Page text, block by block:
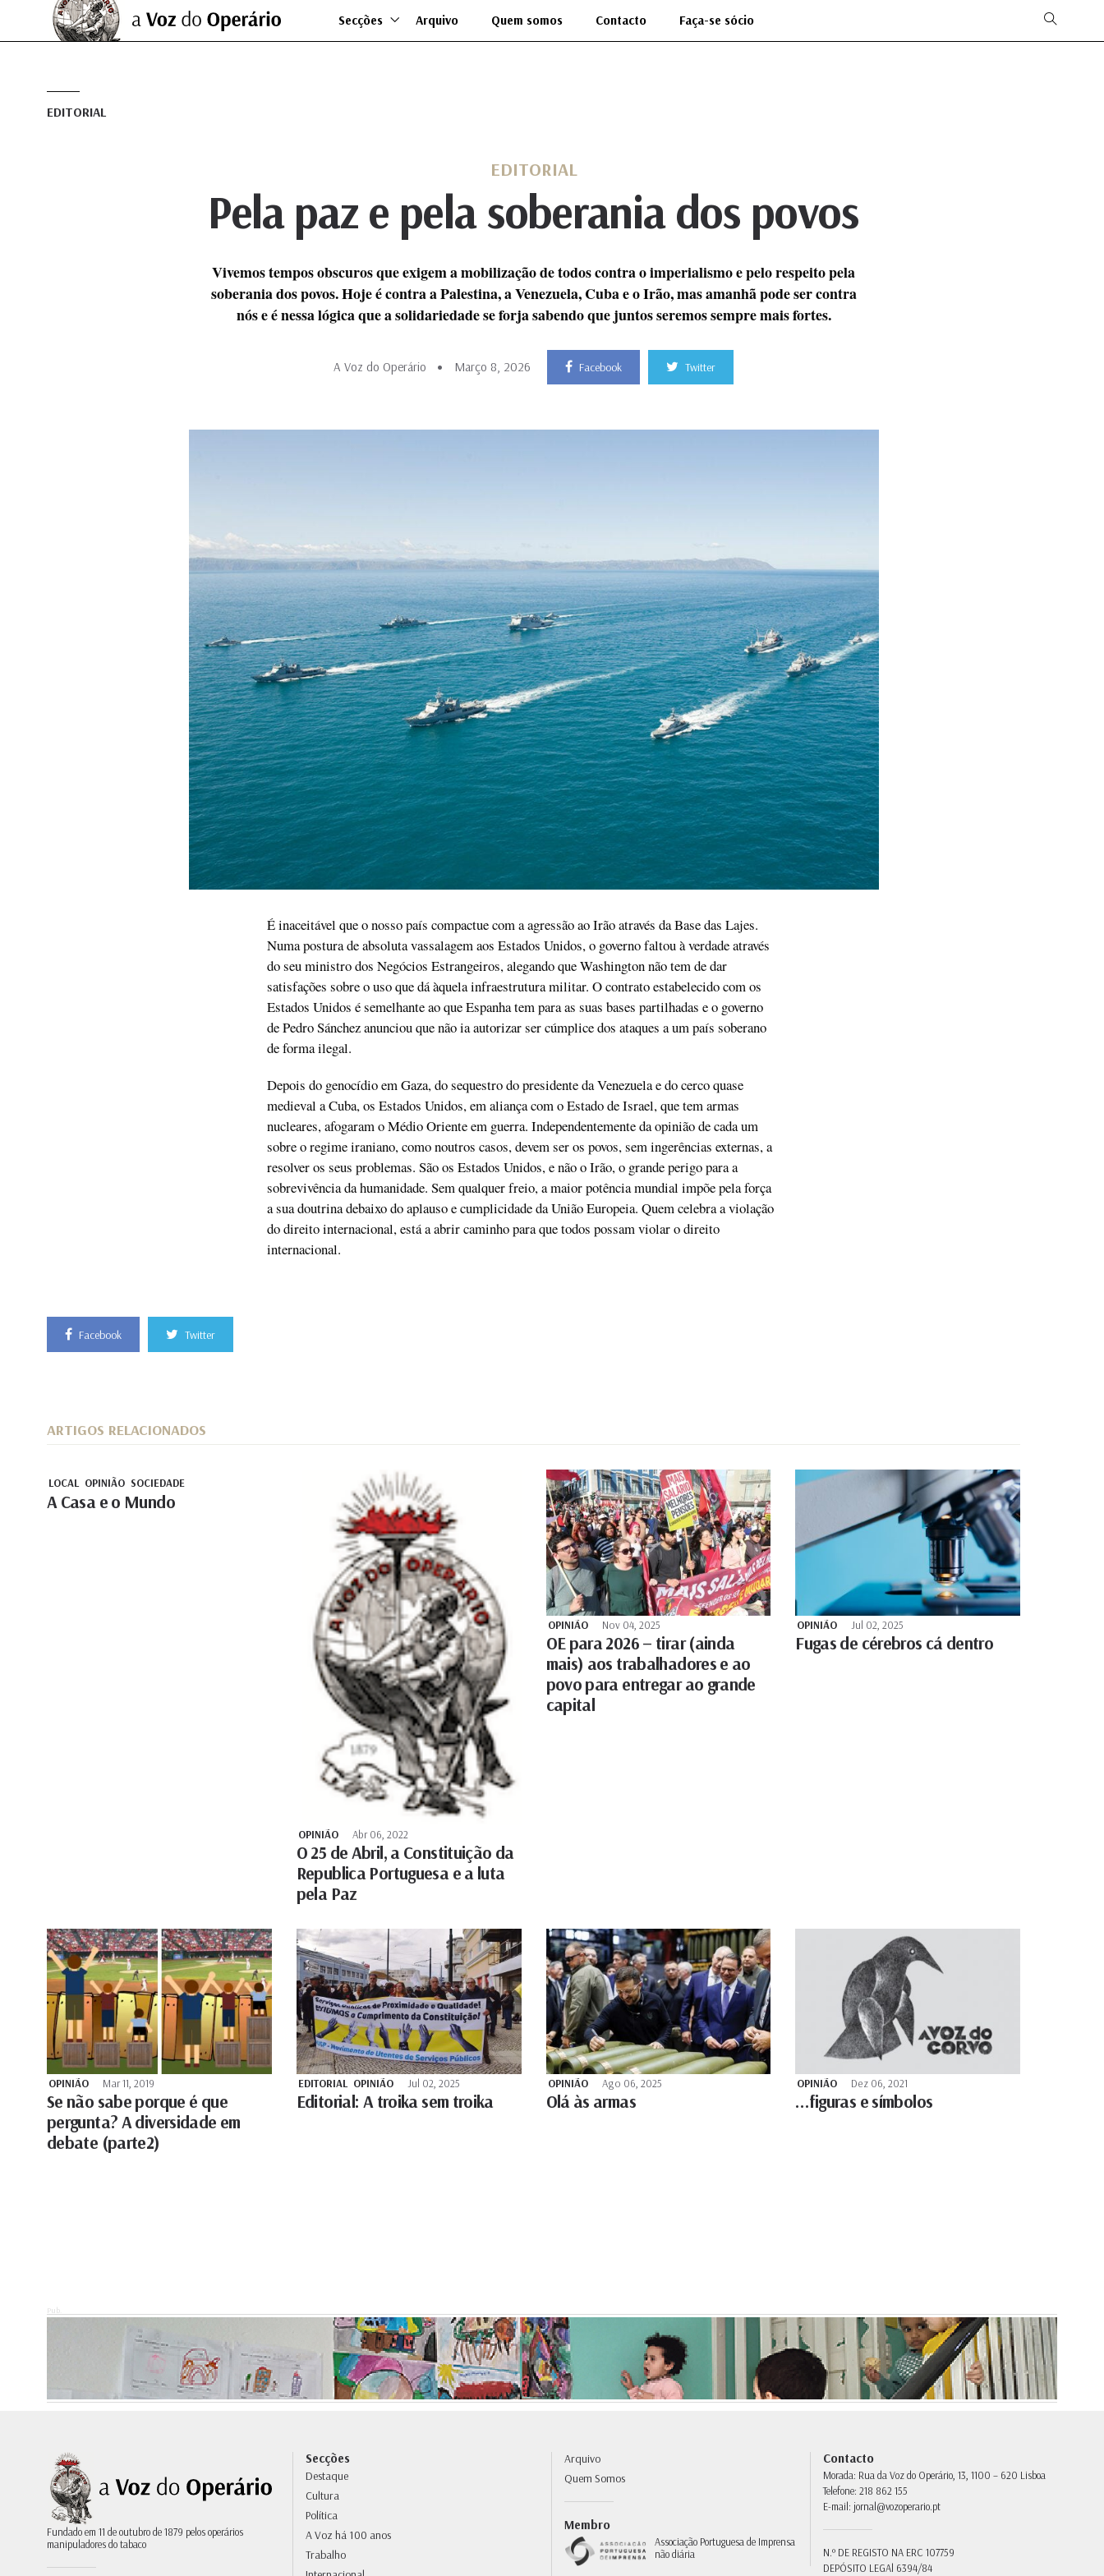
Secções Arquivo Quem somos Contacto Faça-se sócio
EDITORIAL
EDITORIAL
Pela paz e pela soberania dos povos
Vivemos tempos obscuros que exigem a mobilização de todos contra o imperialismo e pelo respeito pela
soberania dos povos. Hoje é contra a Palestina, a Venezuela, Cuba e o Irão, mas amanhã pode ser contra
nós e é nessa lógica que a solidariedade se forja sabendo que juntos seremos sempre mais fortes.
A Voz do Operário Março 8, 2026 Facebook Twitter
É inaceitável que o nosso país compactue com a agressão ao Irão através da Base das Lajes.
Numa postura de absoluta vassalagem aos Estados Unidos, o governo faltou à verdade através
do seu ministro dos Negócios Estrangeiros, alegando que Washington não tem de dar
satisfações sobre o uso que dá àquela infraestrutura militar. O contrato estabelecido com os
Estados Unidos é semelhante ao que Espanha tem para as suas bases partilhadas e o governo
de Pedro Sánchez anunciou que não ia autorizar ser cúmplice dos ataques a um país soberano
de forma ilegal.
Depois do genocídio em Gaza, do sequestro do presidente da Venezuela e do cerco quase
medieval a Cuba, os Estados Unidos, em aliança com o Estado de Israel, que tem armas
nucleares, afogaram o Médio Oriente em guerra. Independentemente da opinião de cada um
sobre o regime iraniano, como noutros casos, devem ser os povos, sem ingerências externas, a
resolver os seus problemas. São os Estados Unidos, e não o Irão, o grande perigo para a
sobrevivência da humanidade. Sem qualquer freio, a maior potência mundial impõe pela força
a sua doutrina debaixo do aplauso e cumplicidade da União Europeia. Quem celebra a violação
do direito internacional, está a abrir caminho para que todos possam violar o direito
internacional.
Facebook Twitter
ARTIGOS RELACIONADOS
LOCAL OPINIÃO SOCIEDADE
A Casa e o Mundo
OPINIÃO Abr 06, 2022
O 25 de Abril, a Constituição da
Republica Portuguesa e a luta
pela Paz
OPINIÃO Nov 04, 2025
OE para 2026 – tirar (ainda
mais) aos trabalhadores e ao
povo para entregar ao grande
capital
OPINIÃO Jul 02, 2025
Fugas de cérebros cá dentro
OPINIÃO Mar 11, 2019
Se não sabe porque é que
pergunta? A diversidade em
debate (parte2)
EDITORIAL OPINIÃO Jul 02, 2025
Editorial: A troika sem troika
OPINIÃO Ago 06, 2025
Olá às armas
OPINIÃO Dez 06, 2021
…figuras e símbolos
Pub.
Fundado em 11 de outubro de 1879 pelos operários
manipuladores do tabaco
Secções
Destaque
Cultura
Política
A Voz há 100 anos
Trabalho
Arquivo
Quem Somos
Membro
Associação Portuguesa de Imprensa
não diária
Contacto
Morada: Rua da Voz do Operário, 13, 1100 – 620 Lisboa
Telefone: 218 862 155
E-mail: jornal@vozoperario.pt
N.º DE REGISTO NA ERC 107759
DEPÓSITO LEGAl 6394/84